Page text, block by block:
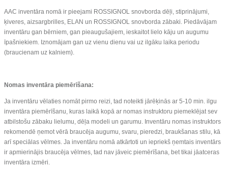
AAC inventāra nomā ir pieejami ROSSIGNOL snovborda dēļi, stiprinājumi,
ķiveres, aizsargbrilles, ELAN un ROSSIGNOL snovborda zābaki. Piedāvājam
inventāru gan bērniem, gan pieaugušajiem, ieskaitot lielo kāju un augumu
īpašniekiem. Iznomājam gan uz vienu dienu vai uz ilgāku laika periodu
(braucienam uz kalniem).
Nomas inventāra piemērīšana:
Ja inventāru vēlaties nomāt pirmo reizi, tad noteikti jārēķinās ar 5-10 min. ilgu
inventāra piemērīšanu, kuras laikā kopā ar nomas instruktoru piemeklējat sev
atbilstošu zābaku lielumu, dēļa modeli un garumu. Inventāru nomas instruktors
rekomendē ņemot vērā braucēja augumu, svaru, pieredzi, braukšanas stilu, kā
arī speciālas vēlmes. Ja inventāru nomā atkārtoti un iepriekš ņemtais inventārs
ir apmierinājis braucēja vēlmes, tad nav jāveic piemērīšana, bet tikai jāatceras
inventāra izmēri.